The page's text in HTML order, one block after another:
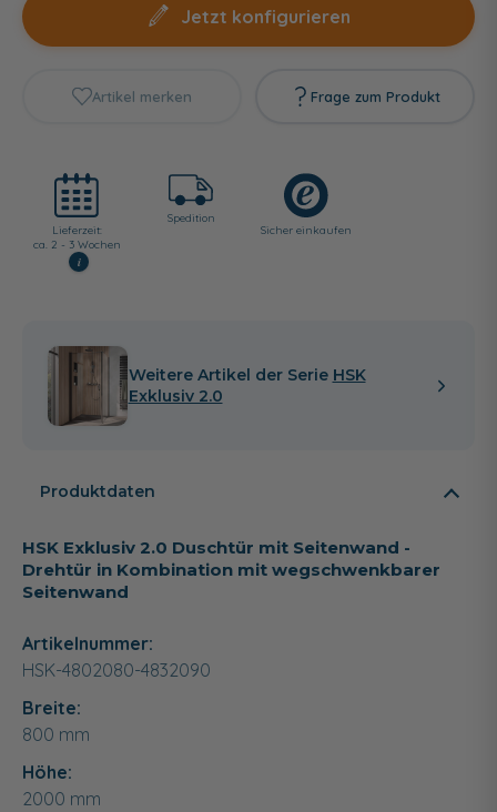
Jetzt konfigurieren
Artikel merken Frage zum Produkt
Lieferzeit:
ca. 2 - 3 Wochen
i
Spedition
Sicher einkaufen
Weitere Artikel der Serie HSK
Exklusiv 2.0
Produktdaten
HSK Exklusiv 2.0 Duschtür mit Seitenwand -
Drehtür in Kombination mit wegschwenkbarer
Seitenwand
Artikelnummer:
HSK-4802080-4832090
Breite:
800 mm
Höhe:
2000 mm